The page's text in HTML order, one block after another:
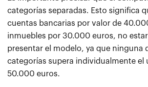
categorías separadas. Esto significa
cuentas bancarias por valor de
inmuebles por 30.000 euros, no
presentar el modelo, ya que ninguna
categorías supera individualmente el
50.000 euros.